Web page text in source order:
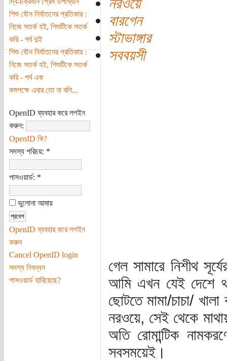
শিশু যৌন নির্যাতনের প্রতিকার :
নিজে সতর্ক হই, শিশুটিকে সতর্ক
করি - পর্ব দুই
শিশু যৌন নির্যাতনের প্রতিকার :
নিজে সতর্ক হই, শিশুটিকে সতর্ক
করি - পর্ব এক
কমপক্ষে এবার তো না বলি...
OpenID ব্যবহার করে লগইন
করুন:
OpenID কি?
সদস্য পরিচয়: *
পাসওয়ার্ড: *
ভুলোনা আমায়
OpenID ব্যবহার করে লগইন
করুন
Cancel OpenID login
সদস্য নিবন্ধন
পাসওয়ার্ড হারিয়েছে?
বারগেন
স্টাভাঙ্গার
সববয়সী
গেল সামারে নিশীথ
আমি এখন যেই দেশে
ছোটতে মামা/চাচা/
নরওয়ে, সেই থেকে
অতি রোমান্টিক
সবসময়েই।